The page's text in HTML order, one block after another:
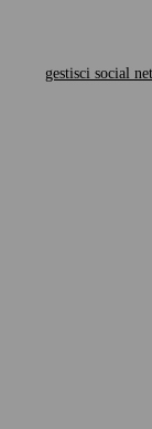
gestisci social